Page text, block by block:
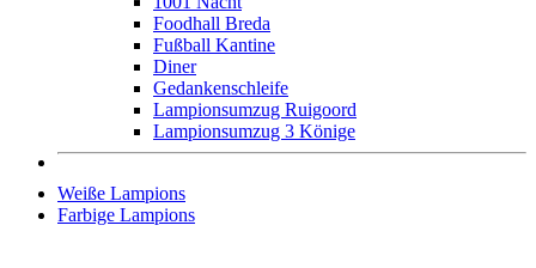
Foodhall Breda
Fußball Kantine
Diner
Gedankenschleife
Lampionsumzug Ruigoord
Lampionsumzug 3 Könige
Weiße Lampions
Farbige Lampions